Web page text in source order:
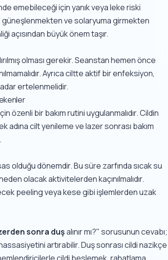
emebileceği için yanık veya leke riski
ve solaryuma girmekten
açısından büyük önem taşır.
olması gerekir. Seanstan hemen önce
Ayrıca ciltte aktif bir enfeksiyon,
ertelenmelidir.
özenli bir bakım rutini uygulanmalıdır. Cildin
adınacilt yenileme ve lazer sonrası bakım
olduğu dönemdir. Bu süre zarfında sıcak su
olacak aktivitelerden kaçınılmalıdır.
peeling veya kese gibi işlemlerden uzak
sonra duşalınır mı?" sorusunun cevabı;
artırabilir. Duş sonrası cildi nazikçe